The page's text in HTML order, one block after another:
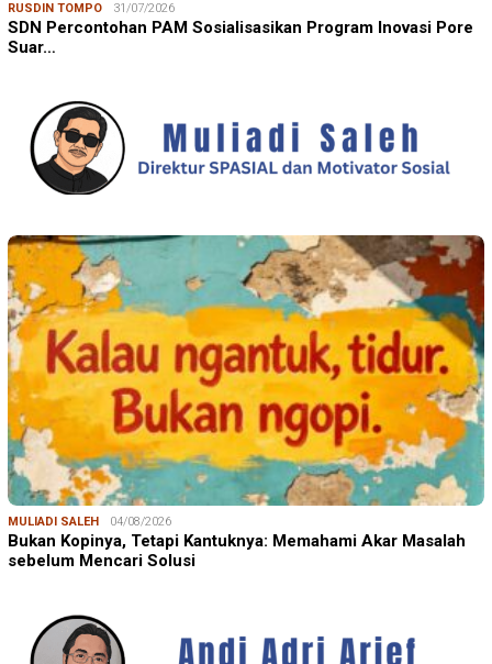
RUSDIN TOMPO 31/07/2026
SDN Percontohan PAM Sosialisasikan Program Inovasi Pore
Suar…
MULIADI SALEH 04/08/2026
Bukan Kopinya, Tetapi Kantuknya: Memahami Akar Masalah
sebelum Mencari Solusi